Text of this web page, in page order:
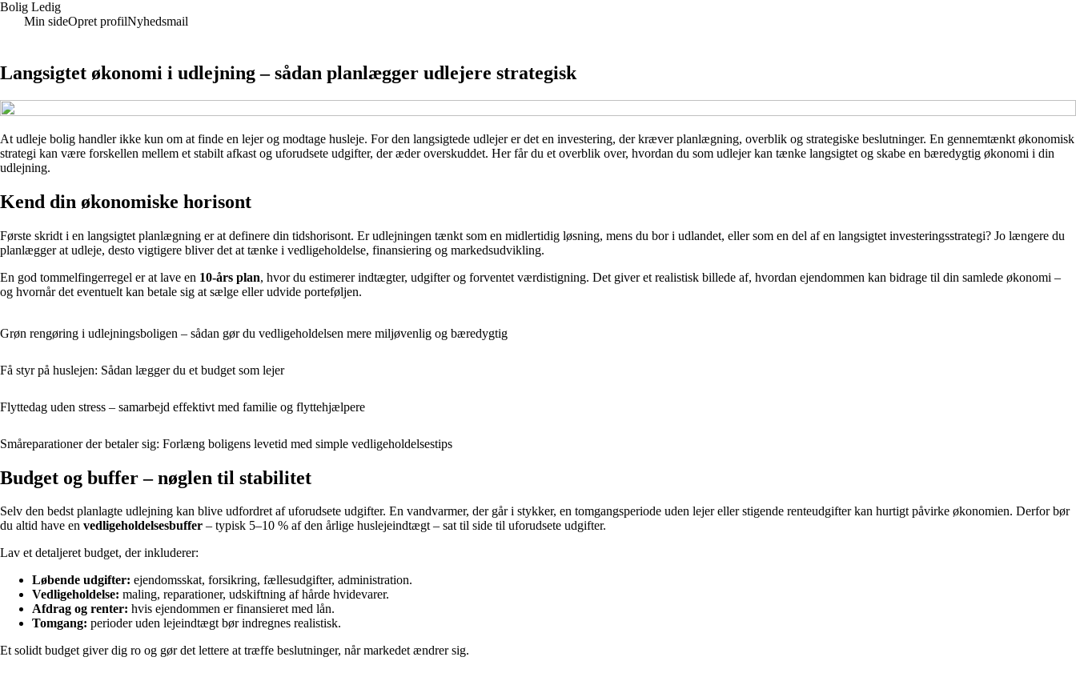
Bolig Ledig
Min sideOpret profilNyhedsmail
Langsigtet økonomi i udlejning – sådan planlægger udlejere strategisk
At udleje bolig handler ikke kun om at finde en lejer og modtage husleje. For den langsigtede udlejer er det en investering, der kræver planlægning, overblik og strategiske beslutninger. En gennemtænkt økonomisk
strategi kan være forskellen mellem et stabilt afkast og uforudsete udgifter, der æder overskuddet. Her får du et overblik over, hvordan du som udlejer kan tænke langsigtet og skabe en bæredygtig økonomi i din
udlejning.
Kend din økonomiske horisont
Første skridt i en langsigtet planlægning er at definere din tidshorisont. Er udlejningen tænkt som en midlertidig løsning, mens du bor i udlandet, eller som en del af en langsigtet investeringsstrategi? Jo længere du
planlægger at udleje, desto vigtigere bliver det at tænke i vedligeholdelse, finansiering og markedsudvikling.
En god tommelfingerregel er at lave en 10-års plan, hvor du estimerer indtægter, udgifter og forventet værdistigning. Det giver et realistisk billede af, hvordan ejendommen kan bidrage til din samlede økonomi –
og hvornår det eventuelt kan betale sig at sælge eller udvide porteføljen.
Grøn rengøring i udlejningsboligen – sådan gør du vedligeholdelsen mere miljøvenlig og bæredygtig
Få styr på huslejen: Sådan lægger du et budget som lejer
Flyttedag uden stress – samarbejd effektivt med familie og flyttehjælpere
Småreparationer der betaler sig: Forlæng boligens levetid med simple vedligeholdelsestips
Budget og buffer – nøglen til stabilitet
Selv den bedst planlagte udlejning kan blive udfordret af uforudsete udgifter. En vandvarmer, der går i stykker, en tomgangsperiode uden lejer eller stigende renteudgifter kan hurtigt påvirke økonomien. Derfor bør
du altid have en vedligeholdelsesbuffer – typisk 5–10 % af den årlige huslejeindtægt – sat til side til uforudsete udgifter.
Lav et detaljeret budget, der inkluderer:
Løbende udgifter: ejendomsskat, forsikring, fællesudgifter, administration.
Vedligeholdelse: maling, reparationer, udskiftning af hårde hvidevarer.
Afdrag og renter: hvis ejendommen er finansieret med lån.
Tomgang: perioder uden lejeindtægt bør indregnes realistisk.
Et solidt budget giver dig ro og gør det lettere at træffe beslutninger, når markedet ændrer sig.